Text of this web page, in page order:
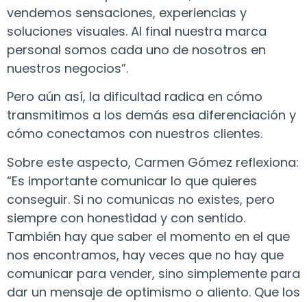
vendemos sensaciones, experiencias y
soluciones visuales. Al final nuestra marca
personal somos cada uno de nosotros en
nuestros negocios”.
Pero aún así, la dificultad radica en cómo
transmitimos a los demás esa diferenciación y
cómo conectamos con nuestros clientes.
Sobre este aspecto, Carmen Gómez reflexiona:
“Es importante comunicar lo que quieres
conseguir. Si no comunicas no existes, pero
siempre con honestidad y con sentido.
También hay que saber el momento en el que
nos encontramos, hay veces que no hay que
comunicar para vender, sino simplemente para
dar un mensaje de optimismo o aliento. Que los